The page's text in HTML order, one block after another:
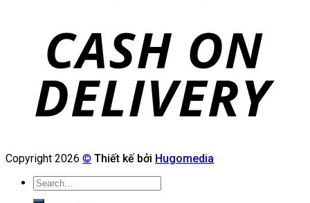
Copyright 2026 © Thiết kế bởi Hugomedia
Search
for: